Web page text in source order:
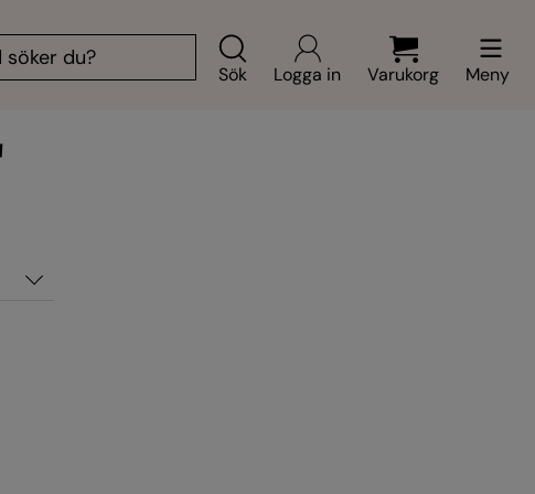
Logga in Varukorg Meny
Sök